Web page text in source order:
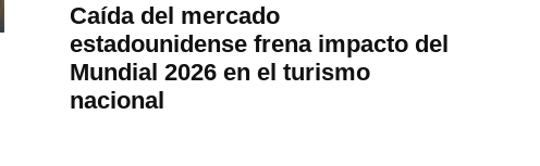
Caída del mercado
estadounidense frena impacto del
Mundial 2026 en el turismo
nacional